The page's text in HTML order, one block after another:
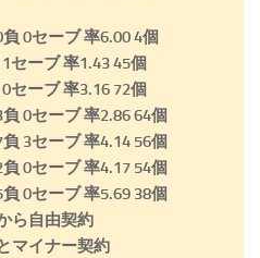
0セーブ 率6.00 4個
セーブ 率1.43 45個
セーブ 率3.16 72個
0セーブ 率2.86 64個
3セーブ 率4.14 56個
0セーブ 率4.17 54個
0セーブ 率5.69 38個
ら自由契約
マイナー契約